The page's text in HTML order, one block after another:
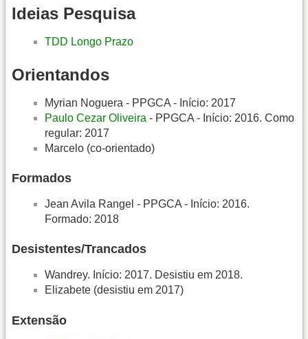
Ideias Pesquisa
TDD Longo Prazo
Orientandos
Myrian Noguera - PPGCA - Início: 2017
Paulo Cezar Oliveira - PPGCA - Início: 2016. Como
regular: 2017
Marcelo (co-orientado)
Formados
Jean Avila Rangel - PPGCA - Início: 2016.
Formado: 2018
Desistentes/Trancados
Wandrey. Início: 2017. Desistiu em 2018.
Elizabete (desistiu em 2017)
Extensão